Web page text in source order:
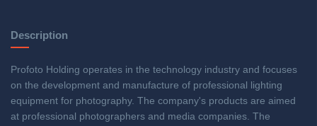
Description
Profoto Holding operates in the technology industry and focuses
on the development and manufacture of professional lighting
equipment for photography. The company's products are aimed
at professional photographers and media companies. The